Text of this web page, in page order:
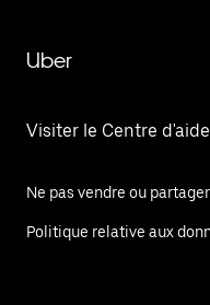
Uber
Visiter le Centre d'aide
Ne pas vendre ou
Politique relative aux